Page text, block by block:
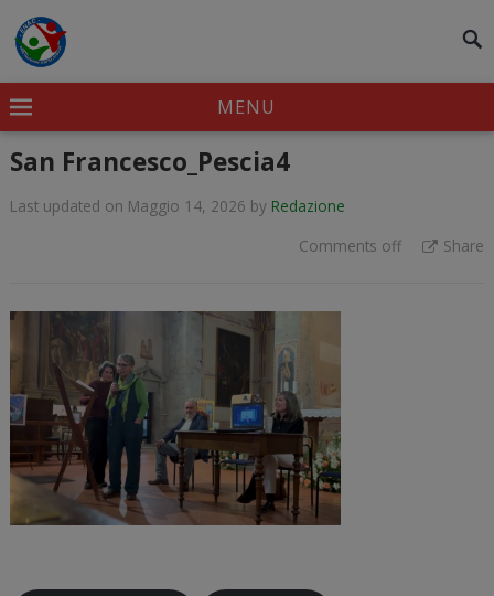
MENU
San Francesco_Pescia4
Last updated on Maggio 14, 2026 by Redazione
Comments off
Share